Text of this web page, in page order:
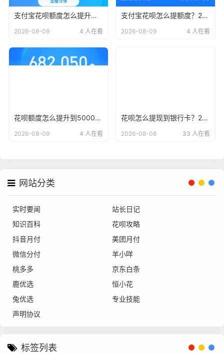
支付宝花呗额度怎么提升？2026年最新攻略，钱包不再尴尬！
2026-08-09 4 人在看
支付宝花呗怎么提额度？2026年最新花呗额度提升最快的方法
2026-08-09 4 人在看
花呗额度怎么提升到5000得多久？2026年最新十五种提升方法+提升时效
2026-08-09 4 人在看
花呗怎么提现到银行卡？2026年最新13种合规方法及风险详解
2026-08-08 33 人在看
网站分类
实时要闻
站长日记
知识百科
花呗攻略
抖音月付
美团月付
微信分付
羊小咩
桃多多
京东白条
鹿优选
恒小花
兔优选
专业技能
声明协议
标签列表